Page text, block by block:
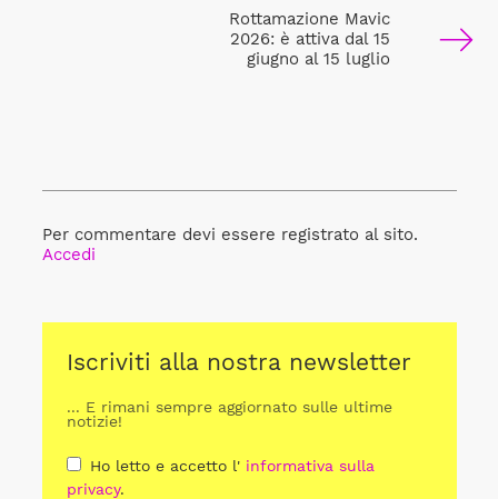
Rottamazione Mavic
2026: è attiva dal 15
giugno al 15 luglio
Per commentare devi essere registrato al sito.
Accedi
Iscriviti alla nostra newsletter
... E rimani sempre aggiornato sulle ultime
notizie!
Ho letto e accetto l' informativa sulla
privacy.